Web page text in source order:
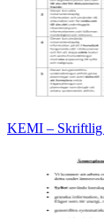
KEMI – Skriftlig